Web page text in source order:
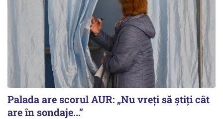
Palada are scorul AUR: „Nu vreți să știți cât
are în sondaje...”